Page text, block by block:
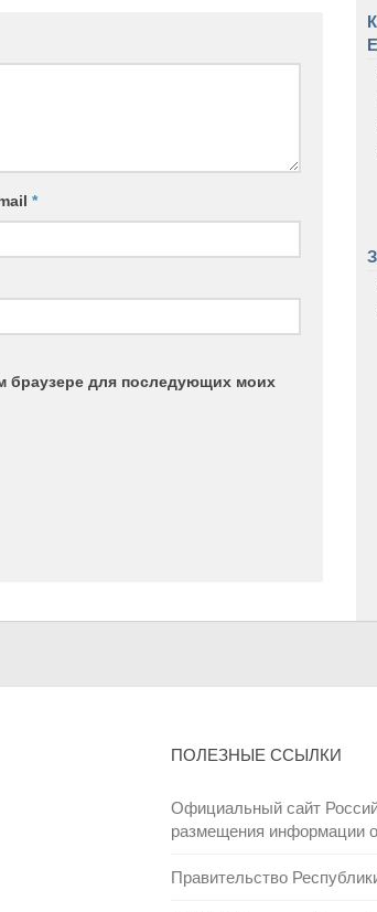
*
браузере для последующих моих
ПОЛЕЗНЫЕ ССЫЛКИ
Официальный сайт
размещения информации
Правительство